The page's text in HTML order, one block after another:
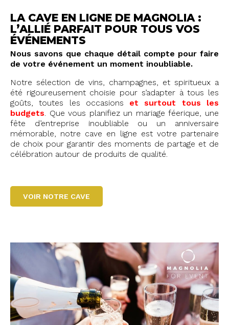
LA CAVE EN LIGNE DE MAGNOLIA :
L’ALLIÉ PARFAIT POUR TOUS VOS
ÉVÉNEMENTS
Nous savons que chaque détail compte pour faire
de votre événement un moment inoubliable.
Notre sélection de vins, champagnes, et spiritueux a
été rigoureusement choisie pour s’adapter à tous les
goûts, toutes les occasions et surtout tous les
budgets. Que vous planifiez un mariage féerique, une
fête d’entreprise inoubliable ou un anniversaire
mémorable, notre cave en ligne est votre partenaire
de choix pour garantir des moments de partage et de
célébration autour de produits de qualité.
VOIR NOTRE CAVE